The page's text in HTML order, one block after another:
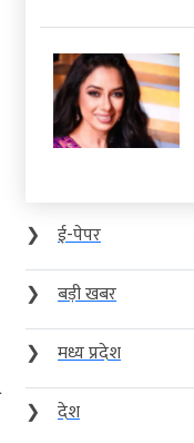
❯
ई-पेपर
❯
बड़ी खबर
❯
मध्य प्रदेश
❯
देश